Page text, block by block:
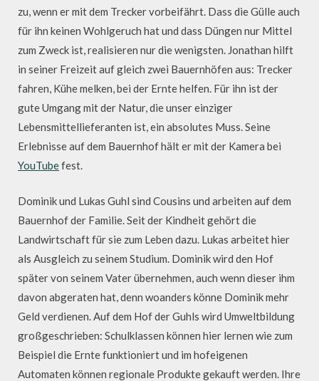
zu, wenn er mit dem Trecker vorbeifährt. Dass die Gülle auch
für ihn keinen Wohlgeruch hat und dass Düngen nur Mittel
zum Zweck ist, realisieren nur die wenigsten. Jonathan hilft
in seiner Freizeit auf gleich zwei Bauernhöfen aus: Trecker
fahren, Kühe melken, bei der Ernte helfen. Für ihn ist der
gute Umgang mit der Natur, die unser einziger
Lebensmittellieferanten ist, ein absolutes Muss. Seine
Erlebnisse auf dem Bauernhof hält er mit der Kamera bei
YouTubefest.
Dominik und Lukas Guhl sind Cousins und arbeiten auf dem
Bauernhof der Familie. Seit der Kindheit gehört die
Landwirtschaft für sie zum Leben dazu. Lukas arbeitet hier
als Ausgleich zu seinem Studium. Dominik wird den Hof
später von seinem Vater übernehmen, auch wenn dieser ihm
davon abgeraten hat, denn woanders könne Dominik mehr
Geld verdienen. Auf dem Hof der Guhls wird Umweltbildung
großgeschrieben: Schulklassen können hier lernen wie zum
Beispiel die Ernte funktioniert und im hofeigenen
Automaten können regionale Produkte gekauft werden. Ihre